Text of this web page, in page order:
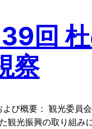
回
察
よび概要： 観光委員
観光振興の取り組み